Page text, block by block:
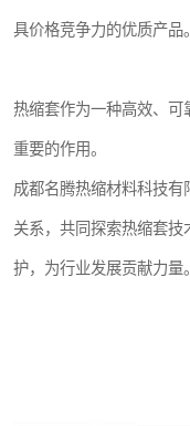
具价格竞争力的优质产品。
热缩套作为一种高效、
重要的作用。
成都名腾热缩材料科技
关系，共同探索热缩套
护，为行业发展贡献力量。